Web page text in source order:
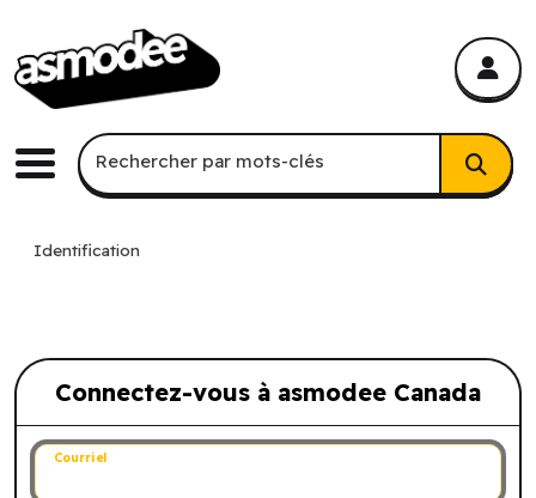
Menu
Recherche par mots-clés
Rechercher par mots-clés
Identification
Connectez-vous à asmodee Canada
Connectez-vous à asmodee Canada
Courriel